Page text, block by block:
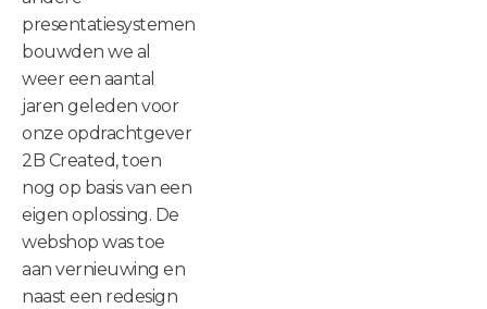
presentatiesystemen
bouwden we al
weer een aantal
jaren geleden voor
onze opdrachtgever
2B Created, toen
nog op basis van een
eigen oplossing. De
webshop was toe
aan vernieuwing en
naast een redesign